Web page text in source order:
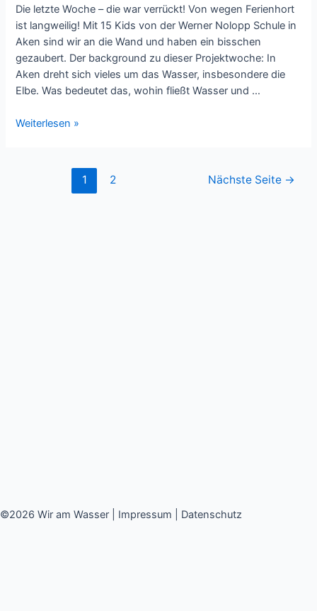
Die letzte Woche – die war verrückt! Von wegen Ferienhort
ist langweilig! Mit 15 Kids von der Werner Nolopp Schule in
Aken sind wir an die Wand und haben ein bisschen
gezaubert. Der background zu dieser Projektwoche: In
Aken dreht sich vieles um das Wasser, insbesondere die
Elbe. Was bedeutet das, wohin fließt Wasser und …
Grafitti
Weiterlesen »
Seitennummerierung
1 2 Nächste Seite →
©2026 Wir am Wasser | Impressum Datenschutz